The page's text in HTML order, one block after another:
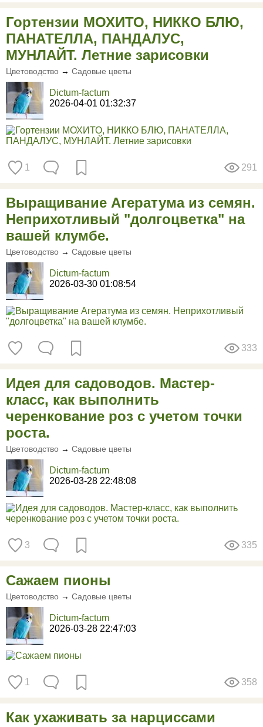
Гортензии МОХИТО, НИККО БЛЮ,
ПАНАТЕЛЛА, ПАНДАЛУС,
МУНЛАЙТ. Летние зарисовки
Цветоводство → Садовые цветы
Dictum-factum
2026-04-01 01:32:37
1 291
Выращивание Агератума из семян.
Неприхотливый "долгоцветка" на
вашей клумбе.
Цветоводство → Садовые цветы
Dictum-factum
2026-03-30 01:08:54
333
Идея для садоводов. Мастер-
класс, как выполнить
черенкование роз с учетом точки
роста.
Цветоводство → Садовые цветы
Dictum-factum
2026-03-28 22:48:08
3 335
Сажаем пионы
Цветоводство → Садовые цветы
Dictum-factum
2026-03-28 22:47:03
1 358
Как ухаживать за нарциссами